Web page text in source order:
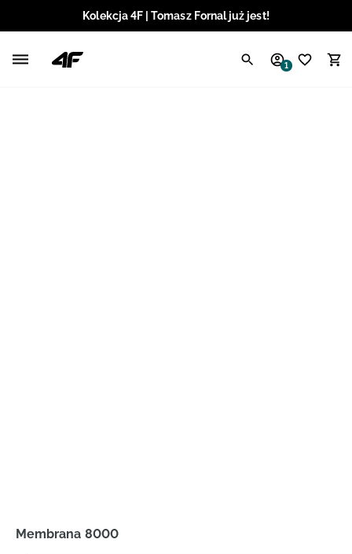
Kolekcja 4F | Tomasz Fornal już jest!
1
Membrana 8000